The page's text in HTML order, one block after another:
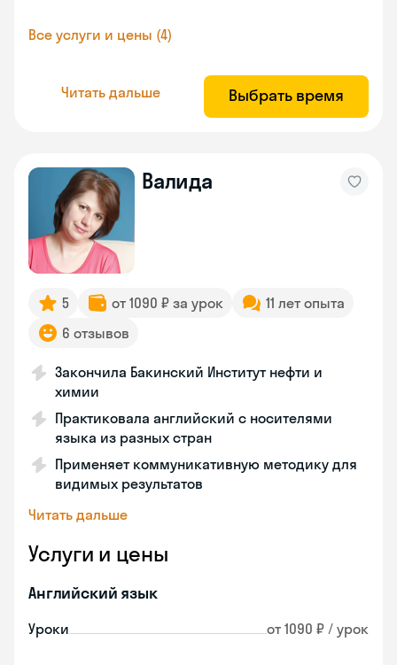
Все услуги и цены (4)
Читать дальше Выбрать время
Валида
5 от 1090 ₽ за урок
11 лет опыта
6 отзывов
Закончила Бакинский Институт нефти и
химии
Практиковала английский с носителями
языка из разных стран
Применяет коммуникативную методику для
видимых результатов
Читать дальше
Услуги и цены
Английский язык
Уроки от 1090 ₽ / урок